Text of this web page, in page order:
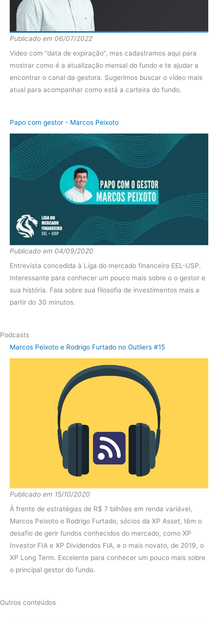
diferença
Fundo
diferença 4.58%
Fundo -4.66%
2014 Ibov -5.83%
Fundo
Ibov -15.30%
diferença 12.99%
2012
Fundo
diferença 9.07%
Publicado em 06/07/2022
Video com “data de expiração”, mas cadastramos aqui para
mostrar como é a atualização mensal do fundo e te ajudar a
encontrar o canal da gestora. Sugerimos buscar o video mais
atual para acompanhar como está a carteira do fundo.
Papo com gestor - Marcos Peixoto
Publicado em 04/09/2020
Entrevista concedida à Liga do mercado financeiro EEL-USP.
Interessante para conhecer um pouco mais sobre o o gestor e
sua história. Fala sobre sua filosofia de investimentos mais a
partir do 30 minutos.
Podcasts
Marcos Peixoto e Rodrigo Furtado no Outliers #15
Publicado em 15/10/2020
À frente de estratégias de R$ 7 bilhões em renda variável,
Marcos Peixoto e Rodrigo Furtado, sócios da XP Asset, têm o
desafio de gerir fundos conhecidos do mercado, como XP
Investor FIA e XP Dividendos FIA, e o mais novato, de 2019, o
XP Long Term. Excelente para conhecer um pouco mais sobre
o principal gestor do fundo.
Outros conteúdos